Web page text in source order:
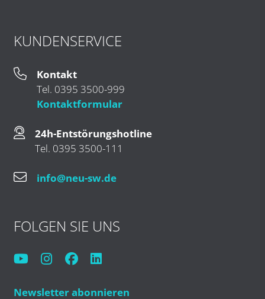
KUNDENSERVICE
Kontakt
Tel. 0395 3500-999
Kontaktformular
24h-Entstörungshotline
Tel. 0395 3500-111
info@neu-sw.de
FOLGEN SIE UNS
Newsletter abonnieren